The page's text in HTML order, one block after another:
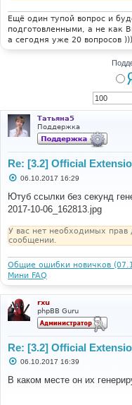
Ещё один тупой вопрос и
подготовленными, а не как
а сегодня уже 20 вопросов )))
Татьяна5
Поддержка
Re: [3.2] Official
С
о
б
щ
н
и
е
06.10.2017 16:29
Ютуб ссылки без секунд
2017-10-06_162813.jpg
У вас нет необходимых прав
сообщении.
Общие ошибки новичков
Мини FAQ
rxu
phpBB Guru
Re: [3.2] Official
С
о
б
06.10.2017 16:39
В каком месте он их